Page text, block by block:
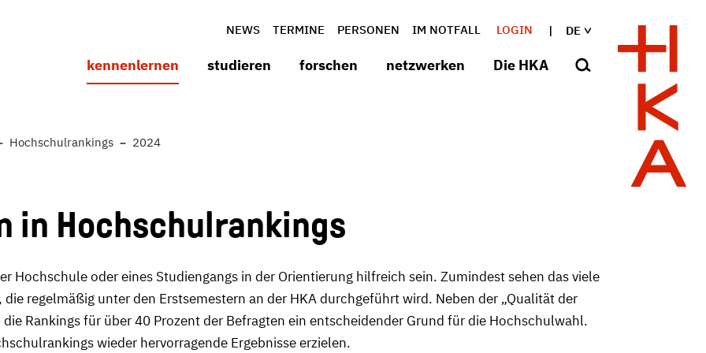
DE
NEWS TERMINE PERSONEN IM NOTFALL LOGIN
kennenlernen studieren forschen netzwerken Die HKA
Hochschulrankings 2024
in Hochschulrankings
Hochschule oder eines Studiengangs in der Orientierung hilfreich sein. Zumindest sehen das viele
regelmäßig unter den Erstsemestern an der HKA durchgeführt wird. Neben der „Qualität der
Rankings für über 40 Prozent der Befragten ein entscheidender Grund für die Hochschulwahl.
wieder hervorragende Ergebnisse erzielen.